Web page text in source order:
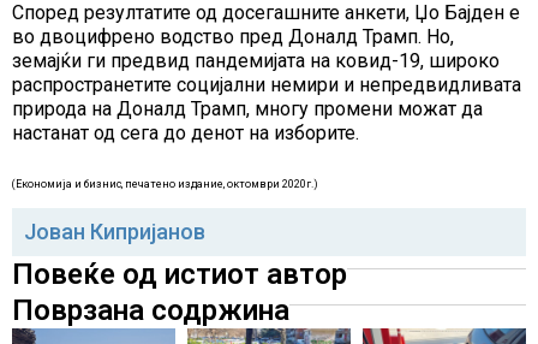
Според резултатите од досегашните анкети, Џо Бајден е
во двоцифрено водство пред Доналд Трамп. Но,
земајќи ги предвид пандемијата на ковид-19, широко
распространетите социјални немири и непредвидливата
природа на Доналд Трамп, многу промени можат да
настанат од сега до денот на изборите.
(Економија и бизнис, печатено издание, октомври 2020г.)
Јован Кипријанов
Повеќе од истиот автор
Поврзана содржина